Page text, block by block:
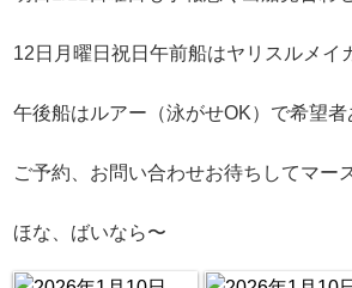
12日月曜日祝日午前船はヤリスルメイ
午後船はルアー（泳がせOK）で希望
ご予約、お問い合わせお待ちしてマー
ほな、ばいなら〜